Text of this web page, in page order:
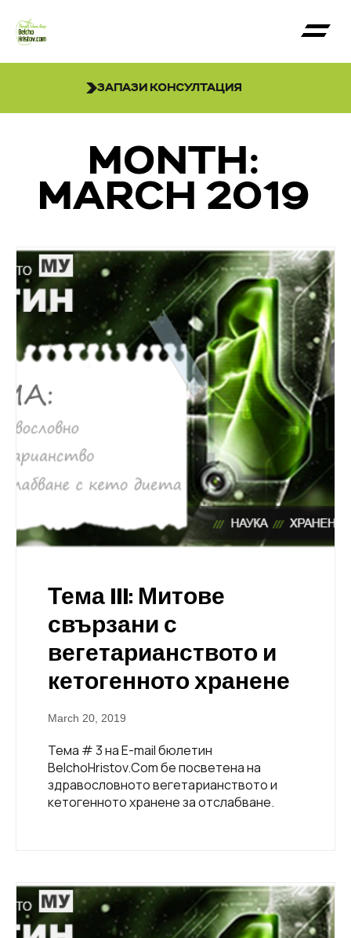
ЗАПАЗИ КОНСУЛТАЦИЯ
MONTH:
MARCH 2019
Тема III: Митове
свързани с
вегетарианството и
кетогенното хранене
March 20, 2019
Тема # 3 на E-mail бюлетин
BelchoHristov.Com бе посветена на
здравословното вегетарианството и
кетогенното хранене за отслабване.